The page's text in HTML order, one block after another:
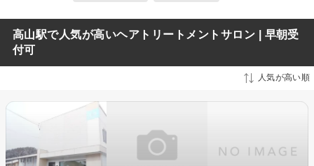
高山駅で人気が高いヘアトリートメントサロン | 早朝受
付可
人気が高い順